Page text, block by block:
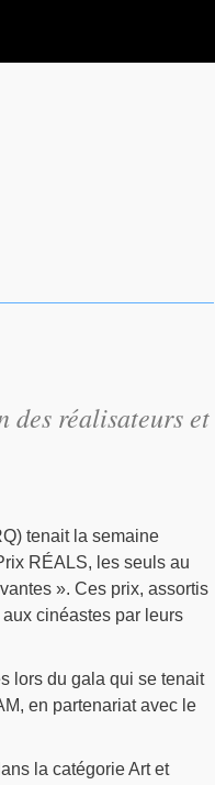
des réalisateurs et
tenait la semaine
RÉALS, les seuls au
». Ces prix, assortis
cinéastes par leurs
lors du gala qui se tenait
en partenariat avec le
la catégorie Art et